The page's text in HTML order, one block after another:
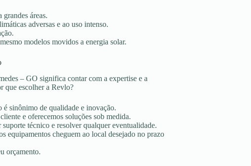
áreas.
adversas e ao uso intenso.
modelos movidos a energia solar.
– GO significa contar com a expertise e a
que escolher a Revlo?
é sinônimo de qualidade e inovação.
e oferecemos soluções sob medida.
técnico e resolver qualquer eventualidade.
equipamentos cheguem ao local desejado no prazo
orçamento.